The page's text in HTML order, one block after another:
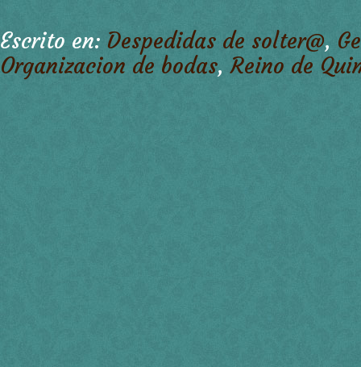
Escrito en: Despedidas de solter@,
Organizacion de bodas,Reino de